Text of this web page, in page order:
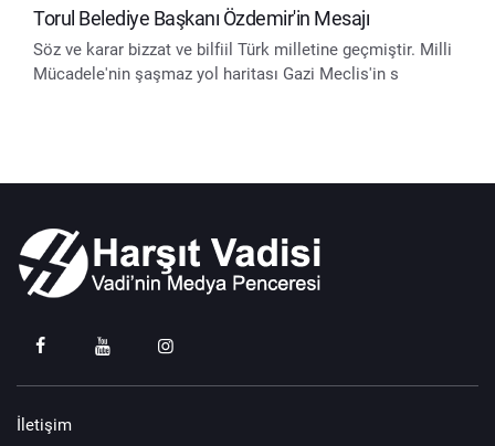
Torul Belediye Başkanı Özdemir'in Mesajı
Söz ve karar bizzat ve bilfiil Türk milletine geçmiştir. Milli
Mücadele'nin şaşmaz yol haritası Gazi Meclis'in s
İletişim